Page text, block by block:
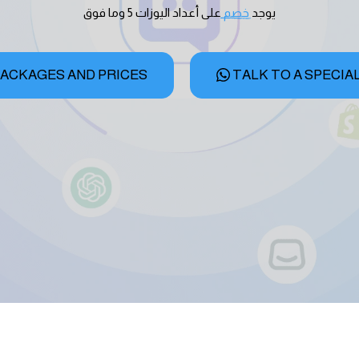
يوجد خصم على أعداد اليوزات 5 وما فوق
AND PRICES TALK TO A